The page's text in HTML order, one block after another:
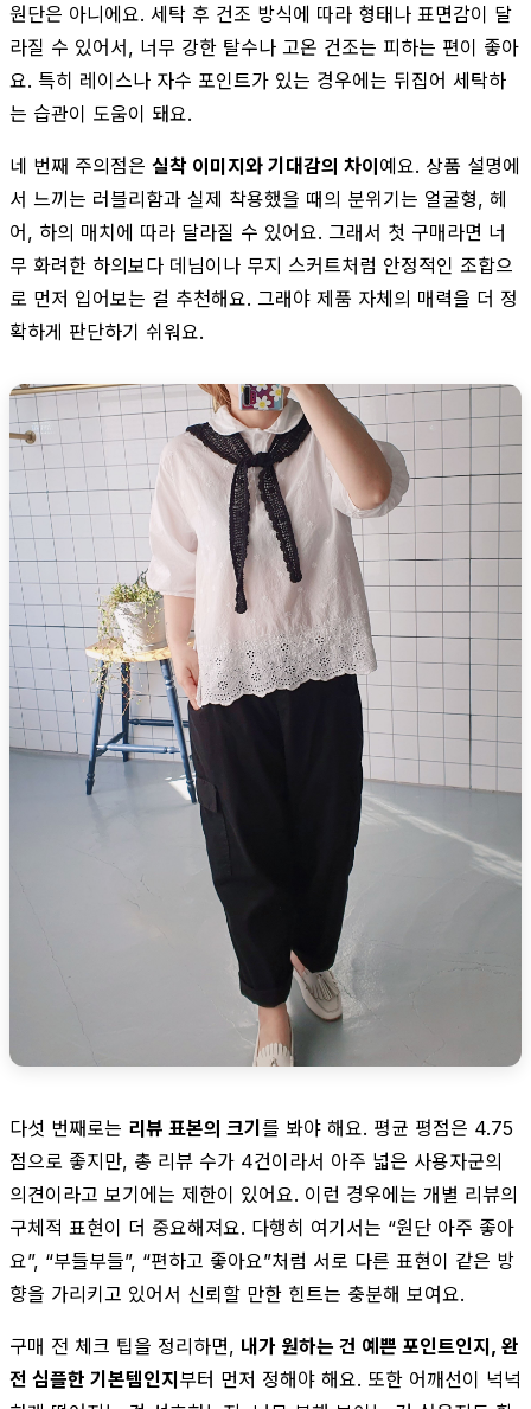
원단은 아니에요. 세탁 후 건조 방식에 따라 형태나 표면감이 달
라질 수 있어서, 너무 강한 탈수나 고온 건조는 피하는 편이 좋아
요. 특히 레이스나 자수 포인트가 있는 경우에는 뒤집어 세탁하
는 습관이 도움이 돼요.
네 번째 주의점은 실착 이미지와 기대감의 차이예요. 상품 설명에
서 느끼는 러블리함과 실제 착용했을 때의 분위기는 얼굴형, 헤
어, 하의 매치에 따라 달라질 수 있어요. 그래서 첫 구매라면 너
무 화려한 하의보다 데님이나 무지 스커트처럼 안정적인 조합으
로 먼저 입어보는 걸 추천해요. 그래야 제품 자체의 매력을 더 정
확하게 판단하기 쉬워요.
다섯 번째로는 리뷰 표본의 크기 를 봐야 해요. 평균 평점은 4.75
점으로 좋지만, 총 리뷰 수가 4건이라서 아주 넓은 사용자군의
의견이라고 보기에는 제한이 있어요. 이런 경우에는 개별 리뷰의
구체적 표현이 더 중요해져요. 다행히 여기서는 “원단 아주 좋아
요”, “부들부들”, “편하고 좋아요”처럼 서로 다른 표현이 같은 방
향을 가리키고 있어서 신뢰할 만한 힌트는 충분해 보여요.
구매 전 체크 팁을 정리하면, 내가 원하는 건 예쁜 포인트인지, 완
전 심플한 기본템인지 부터 먼저 정해야 해요. 또한 어깨선이 넉넉